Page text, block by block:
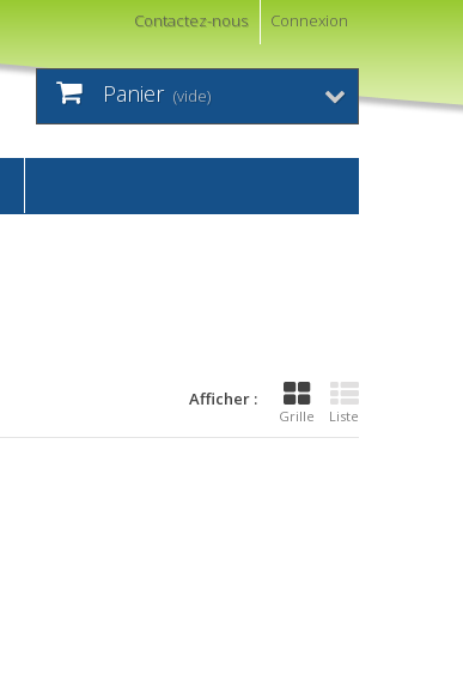
Connexion
Contactez-nous
Panier (vide)
Afficher :
Grille Liste